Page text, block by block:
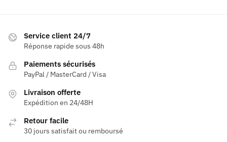
Service client 24/7
Réponse rapide sous 48h
Paiements sécurisés
PayPal / MasterCard / Visa
Livraison offerte
Expédition en 24/48H
Retour facile
30 jours satisfait ou remboursé